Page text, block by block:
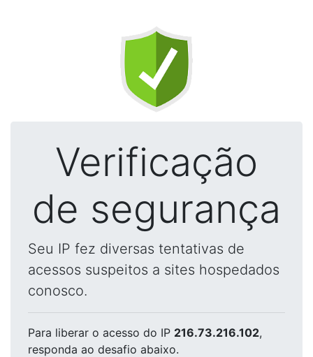
Verificação
de segurança
Seu IP fez diversas tentativas de
acessos suspeitos a sites hospedados
conosco.
Para liberar o acesso do IP 216.73.216.102,
responda ao desafio abaixo.